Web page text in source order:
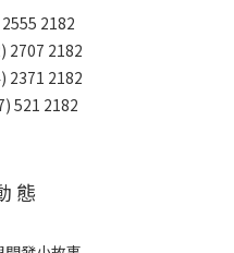
2182
2707 2182
2371 2182
521 2182
態